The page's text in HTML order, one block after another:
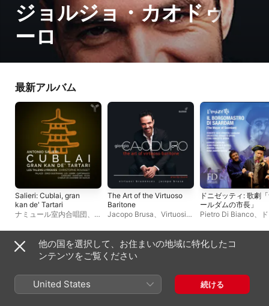
ジョルジョ・カオドゥ
ーロ
最新アルバム
Salieri: Cublai, gran
kan de' Tartari
ナミュール室内合唱団、
ネーアス・フム、ジョルジ
ョ・カオドゥーロ、マリ
ー・リーズ 、ファビオ・カ
ピタヌッチ、クリストフ・
Lauranne Oliva、Anicio
Zorzi Giustiniani、ミル
コ・パラッツィ
The Art of the Virtuoso
Baritone
Jacopo Brusa、 Virtuosi
カオドゥーロ
ドニゼッティ: 歌劇
ールダムの市長」
Pietro Di Bianco、
アンドレア・コンチ
ィ、
Irina
ジョルジョ・カオド
Brignoli
ライブアルバム
他の国を選択して、お住まいの地域に特化したコ
ンテンツをご覧ください
United States 続ける